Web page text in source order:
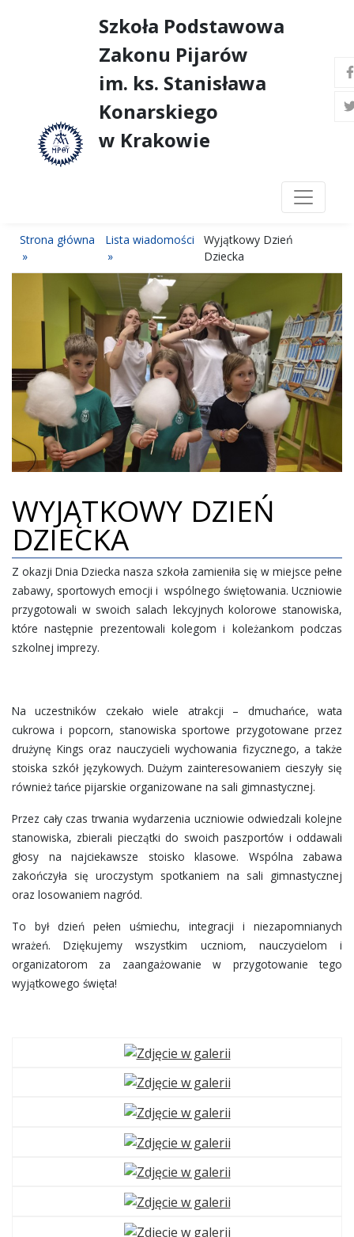
Szkoła Podstawowa
Zakonu Pijarów
im. ks. Stanisława
Konarskiego
w Krakowie
Strona główna Lista wiadomości
Wyjątkowy Dzień
Dziecka
WYJĄTKOWY DZIEŃ
DZIECKA
Z okazji Dnia Dziecka nasza szkoła zamieniła się w miejsce pełne
zabawy, sportowych emocji i wspólnego świętowania. Uczniowie
przygotowali w swoich salach lekcyjnych kolorowe stanowiska,
które następnie prezentowali kolegom i koleżankom podczas
szkolnej imprezy.
Na uczestników czekało wiele atrakcji – dmuchańce, wata
cukrowa i popcorn, stanowiska sportowe przygotowane przez
drużynę Kings oraz nauczycieli wychowania fizycznego, a także
stoiska szkół językowych. Dużym zainteresowaniem cieszyły się
również tańce pijarskie organizowane na sali gimnastycznej.
Przez cały czas trwania wydarzenia uczniowie odwiedzali kolejne
stanowiska, zbierali pieczątki do swoich paszportów i oddawali
głosy na najciekawsze stoisko klasowe. Wspólna zabawa
zakończyła się uroczystym spotkaniem na sali gimnastycznej
oraz losowaniem nagród.
To był dzień pełen uśmiechu, integracji i niezapomnianych
wrażeń. Dziękujemy wszystkim uczniom, nauczycielom i
organizatorom za zaangażowanie w przygotowanie tego
wyjątkowego święta!